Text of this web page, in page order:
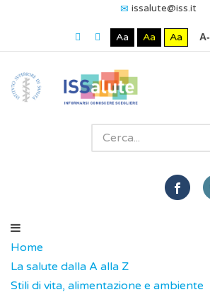
issalute@iss.it
Aa Aa Aa A-
Home
La salute dalla A alla Z
Stili di vita, alimentazione e ambiente